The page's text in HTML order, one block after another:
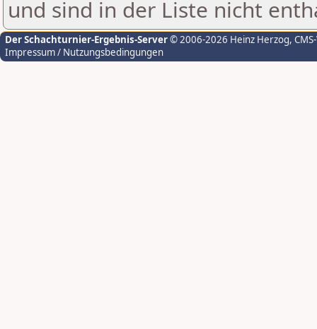
und sind in der Liste nicht
Der Schachturnier-Ergebnis-Server© 2006-2026 Heinz Herzog,
Impressum / Nutzungsbedingungen